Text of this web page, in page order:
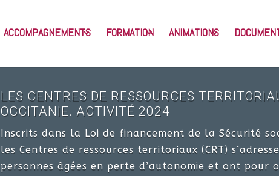
ACCOMPAGNEMENTS FORMATION ANIMATIONS
LES CENTRES DE RESSOURCES
OCCITANIE. ACTIVITÉ 2024
Inscrits dans la Loi de financement de la Sécurité
les Centres de ressources territoriaux (CRT)
personnes âgées en perte d’autonomie et ont pour